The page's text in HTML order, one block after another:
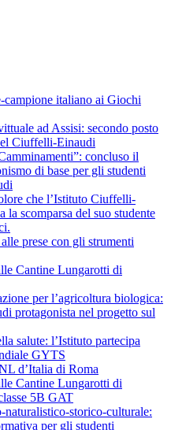
italiano ai Giochi
ad Assisi: secondo posto
Ciuffelli-Einaudi
concluso il
di base per gli studenti
che l’Istituto Ciuffelli-
la scomparsa del suo studente
prese con gli strumenti
Cantine Lungarotti di
per l’agricoltura biologica:
protagonista nel progetto sul
salute: l’Istituto partecipa
GYTS
d’Italia di Roma
Cantine Lungarotti di
5B GAT
naturalistico-storico-culturale:
per gli studenti